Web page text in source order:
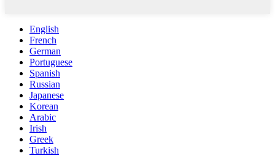
English
French
German
Portuguese
Spanish
Russian
Japanese
Korean
Arabic
Irish
Greek
Turkish